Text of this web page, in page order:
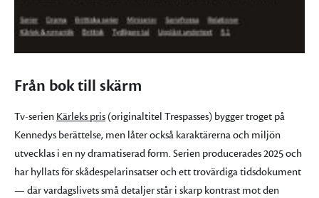
Från bok till skärm
Tv-serien Kärleks pris (originaltitel Trespasses) bygger troget på
Kennedys berättelse, men låter också karaktärerna och miljön
utvecklas i en ny dramatiserad form. Serien producerades 2025 och
har hyllats för skådespelarinsatser och ett trovärdiga tidsdokument
— där vardagslivets små detaljer står i skarp kontrast mot den